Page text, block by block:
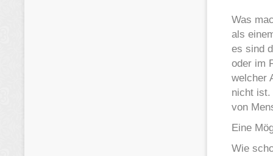
Was
als
es sind
oder im
welcher
nicht ist.
von
Eine
Wie